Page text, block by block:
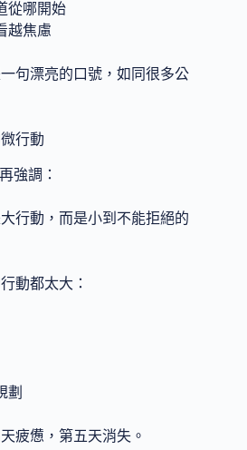
從哪開始
越焦慮
句漂亮的口號，如同很多公
行動
強調：
行動，而是小到不能拒絕的
動都太大：
劃
疲憊，第五天消失。